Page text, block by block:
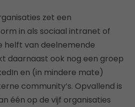
zet een
in als sociaal intranet of
helft van deelnemende
daarnaast ook nog een groep
en (in mindere mate)
community’s. Opvallend is
één op de vijf organisaties